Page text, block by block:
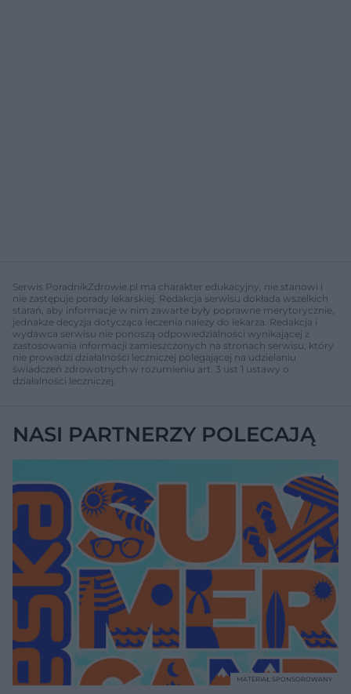
Serwis PoradnikZdrowie.pl ma charakter edukacyjny, nie stanowi i
nie zastępuje porady lekarskiej. Redakcja serwisu dokłada wszelkich
starań, aby informacje w nim zawarte były poprawne merytorycznie,
jednakże decyzja dotycząca leczenia należy do lekarza. Redakcja i
wydawca serwisu nie ponoszą odpowiedzialności wynikającej z
zastosowania informacji zamieszczonych na stronach serwisu, który
nie prowadzi działalności leczniczej polegającej na udzielaniu
świadczeń zdrowotnych w rozumieniu art. 3 ust 1 ustawy o
działalności leczniczej.
NASI PARTNERZY POLECAJĄ
MATERIAŁ SPONSOROWANY